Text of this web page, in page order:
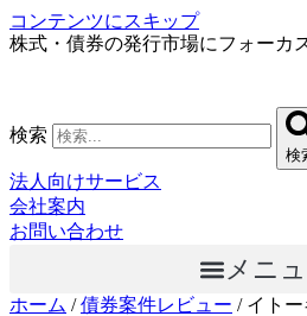
コンテンツにスキップ
株式・債券の発行市場にフォーカ
検索
検
法人向けサービス
会社案内
お問い合わせ
メニ
ホーム /債券案件レビュー / イト